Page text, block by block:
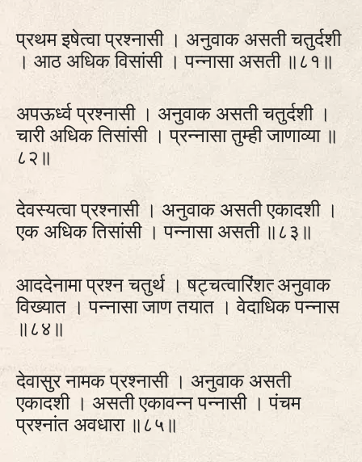
प्रथम इषेत्वा प्रश्नासी । अनुवाक असती चतुर्दशी
। आठ अधिक विसांसी । पन्नासा असती ॥८१॥
अपऊर्ध्व प्रश्नासी । अनुवाक असती चतुर्दशी ।
चारी अधिक तिसांसी । प्रन्नासा तुम्ही जाणाव्या ॥
८२॥
देवस्यत्वा प्रश्नासी । अनुवाक असती एकादशी ।
एक अधिक तिसांसी । पन्नासा असती ॥८३॥
आददेनामा प्रश्न चतुर्थ । षट्‍चत्वारिंशत्‍ अनुवाक
विख्यात । पन्नासा जाण तयात । वेदाधिक पन्नास
॥८४॥
देवासुर नामक प्रश्नासी । अनुवाक असती
एकादशी । असती एकावन्न पन्नासी । पंचम
प्रश्नांत अवधारा ॥८५॥